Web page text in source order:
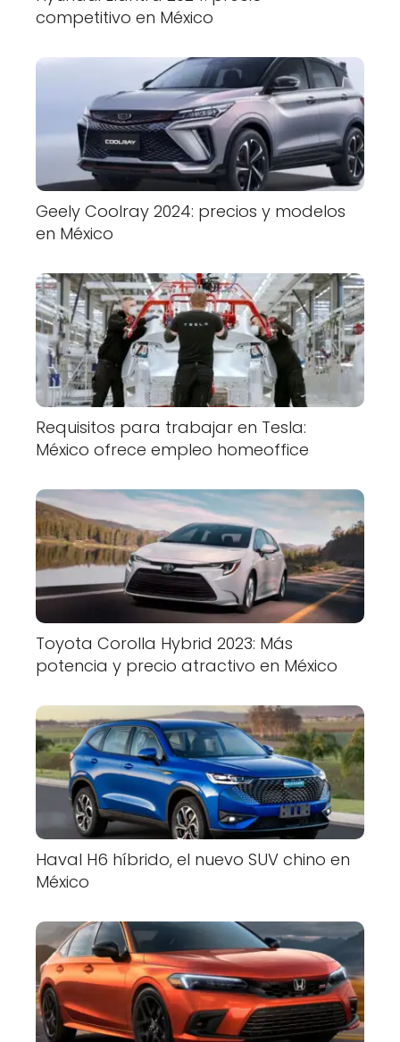
competitivo en México
Geely Coolray 2024: precios y modelos
en México
Requisitos para trabajar en Tesla:
México ofrece empleo homeoffice
Toyota Corolla Hybrid 2023: Más
potencia y precio atractivo en México
Haval H6 híbrido, el nuevo SUV chino en
México